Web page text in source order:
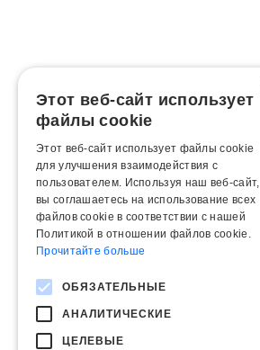
Этот веб-сайт использует
файлы cookie
Этот веб-сайт использует файлы cookie
для улучшения взаимодействия с
пользователем. Используя наш веб-сайт,
вы соглашаетесь на использование всех
файлов cookie в соответствии с нашей
Политикой в ​​отношении файлов cookie.
Прочитайте больше
ОБЯЗАТЕЛЬНЫЕ
АНАЛИТИЧЕСКИЕ
ЦЕЛЕВЫЕ